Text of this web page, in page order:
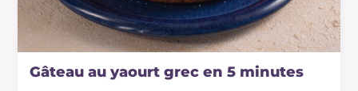
Gâteau au yaourt grec en 5 minutes